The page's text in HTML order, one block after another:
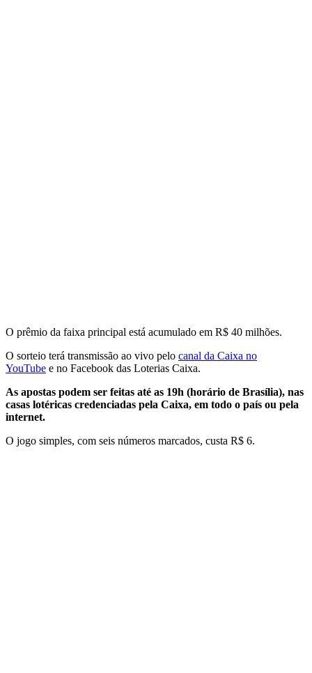
O prêmio da faixa principal está acumulado em R$ 40 milhões.
O sorteio terá transmissão ao vivo pelo canal da Caixa no
YouTube e no Facebook das Loterias Caixa.
As apostas podem ser feitas até as 19h (horário de Brasília), nas
casas lotéricas credenciadas pela Caixa, em todo o país ou pela
internet.
O jogo simples, com seis números marcados, custa R$ 6.